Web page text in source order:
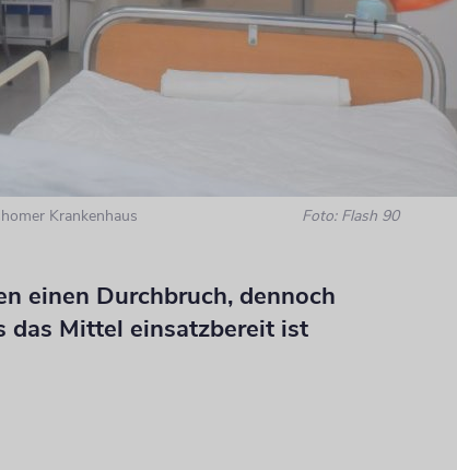
Krankenhaus Foto: Flash 90
einen Durchbruch, dennoch
das Mittel einsatzbereit ist